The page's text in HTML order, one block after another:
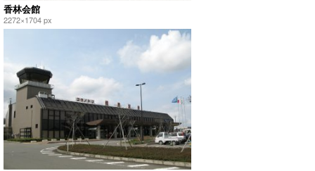
香林会館
2272×1704 px